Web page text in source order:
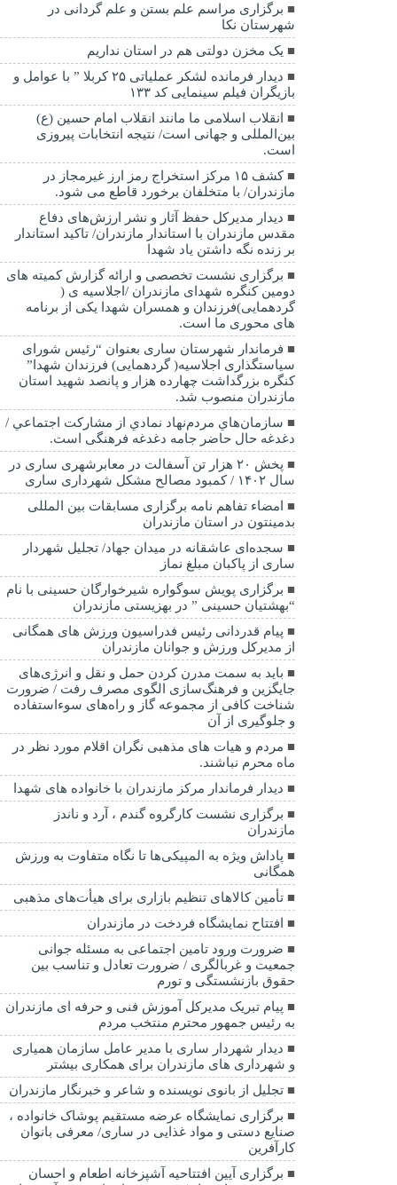
برگزاری مراسم علم بستن و علم گردانی در
شهرستان نکا
یک مخزن دولتی هم در استان نداریم
دیدار فرمانده لشکر عملیاتی ۲۵ کربلا ” با عوامل و
بازیگران فیلم سینمایی کد ۱۳۳
انقلاب اسلامی ما مانند انقلاب امام حسین (ع)
بین‌المللی و جهانی است/ نتیجه انتخابات پیروزی
است.
کشف ۱۵ مرکز استخراج رمز ارز غیرمجاز در
مازندران/ با متخلفان برخورد قاطع می شود.
دیدار مدیرکل حفظ آثار و نشر ارزش‌های دفاع
مقدس مازندران با استاندار مازندران/ تاکید استاندار
بر زنده نگه داشتن یاد شهدا
برگزاری نشست تخصصی و ارائه گزارش کمیته های
دومین کنگره شهدای مازندران /اجلاسیه ی (
گردهمایی)فرزندان و همسران شهدا یکی از برنامه
های محوری ما است.
فرماندار شهرستان ساری بعنوان “رئیس شورای
سیاستگذاری اجلاسیه( گردهمایی) فرزندان شهدا”
کنگره بزرگداشت چهارده هزار و پانصد شهید استان
مازندران منصوب شد.
سازمان‌هاي مردم‌نهاد نمادي از مشاركت اجتماعي /
دغدغه حال حاضر جامه دغدغه فرهنگی است.
پخش ۲۰ هزار تن آسفالت در معابرشهری ساری در
سال ۱۴۰۲ / کمبود مصالح مشکل شهرداری ساری
امضاء تفاهم نامه برگزاری مسابقات بین المللی
بدمینتون در استان مازندران
سجده‌ای عاشقانه در میدان جهاد/ تجلیل شهردار
ساری از پاکبان مبلغ نماز
برگزاری پویش سوگواره شیرخوارگان حسینی با نام
“بهشتیان حسینی ” در بهزیستی مازندران
پیام قدردانی رئیس فدراسیون ورزش های همگانی
از مدیرکل ورزش و جوانان مازندران
باید به سمت مدرن کردن حمل و نقل و انرژی‌های
جایگزین و فرهنگ‌سازی الگوی مصرف رفت / ضرورت
شناخت کافی از مجموعه گاز و راه‌های سوءاستفاده
و جلوگیری از آن
مردم و هیات های مذهبی نگران اقلام مورد نظر در
ماه محرم نباشند.
دیدار فرماندار مرکز مازندران با خانواده های شهدا
برگزاری نشست کارگروه گندم ، آرد و ناندز
مازندران
پاداش ویژه به المپیکی‌ها تا نگاه متفاوت به ورزش
همگانی
تأمین کالاهای تنظیم بازاری برای هیأت‌های مذهبی
افتتاح نمایشگاه فردخت در مازندران
ضرورت ورود تامین اجتماعی به مسئله جوانی
جمعیت و غربالگری / ضرورت تعادل و تناسب بین
حقوق بازنشستگی و تورم
پیام تبریک مدیرکل آموزش فنی و حرفه ای مازندران
به رئیس جمهور محترم منتخب مردم
دیدار شهردار ساری با مدیر عامل سازمان همیاری
و شهرداری های مازندران برای همکاری بیشتر
تجلیل از بانوی نویسنده و شاعر و خبرنگار مازندران
برگزاری نمایشگاه عرضه مستقیم پوشاک خانواده ،
صنایع دستی و مواد غذایی در ساری/ معرفی بانوان
کارآفرین
برگزاری آیین افتتاحیه آشپزخانه اطعام و احسان